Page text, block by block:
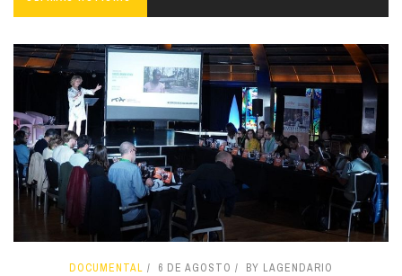
DOCUMENTAL 6 DE AGOSTO BY LAGENDARIO